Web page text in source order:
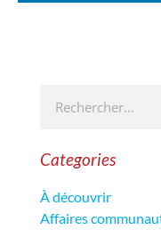
Categories
À découvrir
Affaires